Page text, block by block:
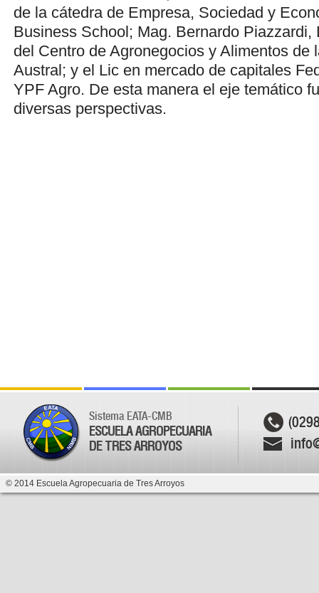
de la cátedra de Empresa, Sociedad y
Business School; Mag. Bernardo Piazzardi,
del Centro de Agronegocios y Alimentos de
Austral; y el Lic en mercado de capitales
YPF Agro. De esta manera el eje temático
diversas perspectivas.
Sistema EATA-CMB
ESCUELA AGROPECUARIA
DE TRES ARROYOS
© 2014 Escuela Agropecuaria de Tres Arroyos